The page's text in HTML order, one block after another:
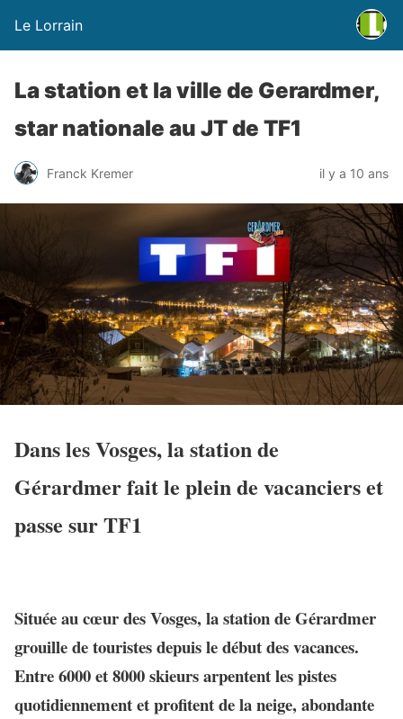
Le Lorrain
La station et la ville de Gerardmer,
star nationale au JT de TF1
Franck Kremer il y a 10 ans
Dans les Vosges, la station de
Gérardmer fait le plein de vacanciers et
passe sur TF1
Située au cœur des Vosges, la station de Gérardmer
grouille de touristes depuis le début des vacances.
Entre 6000 et 8000 skieurs arpentent les pistes
quotidiennement et profitent de la neige, abondante